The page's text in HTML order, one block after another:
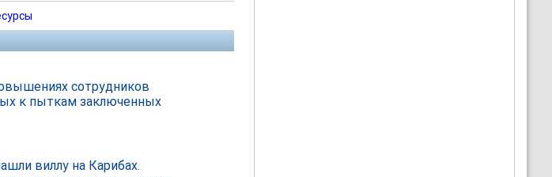
сотрудников
к пыткам заключенных
виллу на Карибах.